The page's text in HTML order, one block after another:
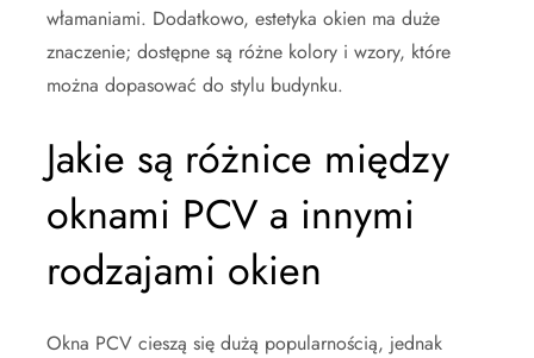
włamaniami. Dodatkowo, estetyka okien ma duże
znaczenie; dostępne są różne kolory i wzory, które
można dopasować do stylu budynku.
Jakie są różnice między
oknami PCV a innymi
rodzajami okien
Okna PCV cieszą się dużą popularnością, jednak